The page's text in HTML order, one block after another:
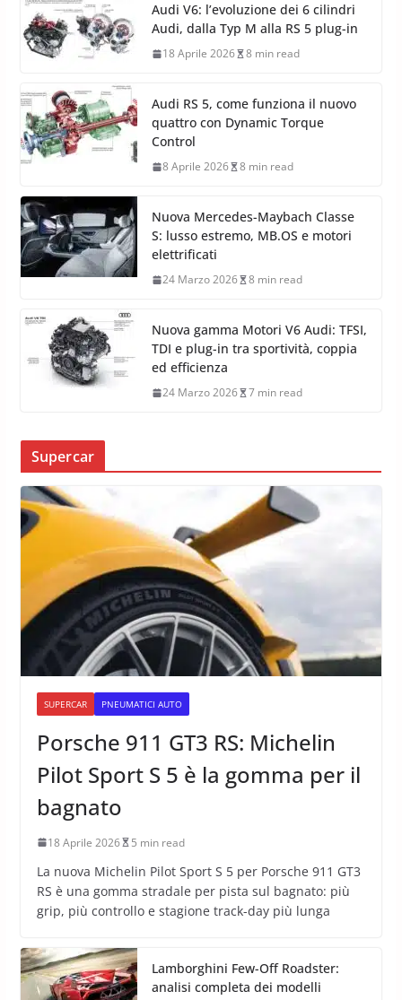
Audi V6: l’evoluzione dei 6 cilindri
Audi, dalla Typ M alla RS 5 plug-in
18 Aprile 2026 8 min read
Audi RS 5, come funziona il nuovo
quattro con Dynamic Torque
Control
8 Aprile 2026 8 min read
Nuova Mercedes-Maybach Classe
S: lusso estremo, MB.OS e motori
elettrificati
24 Marzo 2026 8 min read
Nuova gamma Motori V6 Audi: TFSI,
TDI e plug-in tra sportività, coppia
ed efficienza
24 Marzo 2026 7 min read
Supercar
SUPERCAR PNEUMATICI AUTO
Porsche 911 GT3 RS: Michelin
Pilot Sport S 5 è la gomma per il
bagnato
18 Aprile 2026 5 min read
La nuova Michelin Pilot Sport S 5 per Porsche 911 GT3
RS è una gomma stradale per pista sul bagnato: più
grip, più controllo e stagione track-day più lunga
Lamborghini Few-Off Roadster:
analisi completa dei modelli